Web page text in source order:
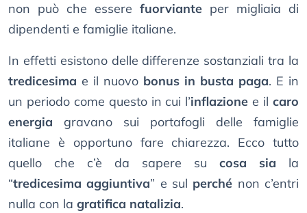
non può che essere fuorviante per migliaia di
dipendenti e famiglie italiane.
In effetti esistono delle differenze sostanziali tra la
tredicesima e il nuovo bonus in busta paga. E in
un periodo come questo in cui l’inflazione e ilcaro
energia gravano sui portafogli delle famiglie
italiane è opportuno fare chiarezza. Ecco tutto
quello che c’è da sapere su cosa sia la
“tredicesima aggiuntiva” e sul perché non c’entri
nulla con la gratifica natalizia.